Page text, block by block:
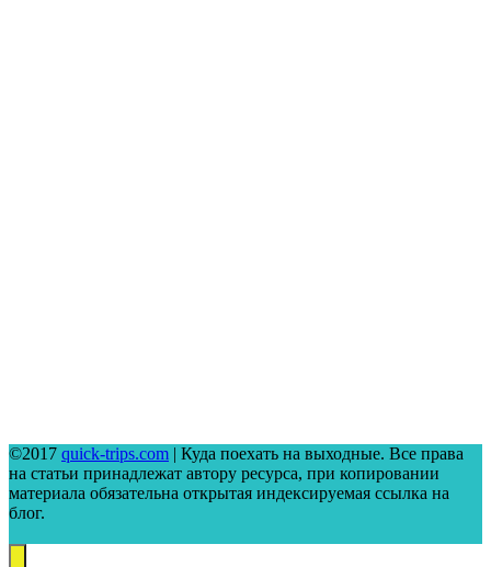
©2017 quick-trips.com | Куда поехать на выходные. Все права
на статьи принадлежат автору ресурса, при копировании
материала обязательна открытая индексируемая ссылка на
блог.